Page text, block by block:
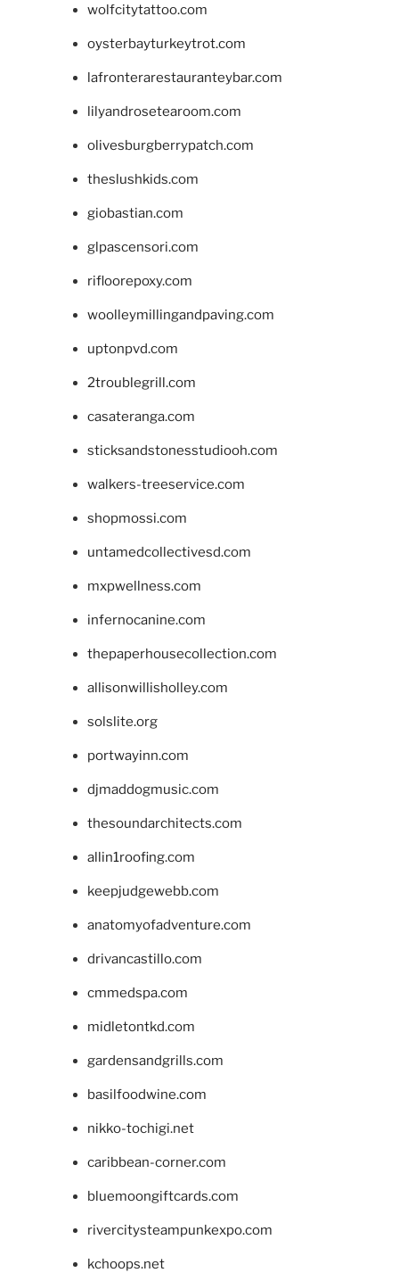
wolfcitytattoo.com
oysterbayturkeytrot.com
lafronterarestauranteybar.com
lilyandrosetearoom.com
olivesburgberrypatch.com
theslushkids.com
giobastian.com
glpascensori.com
rifloorepoxy.com
woolleymillingandpaving.com
uptonpvd.com
2troublegrill.com
casateranga.com
sticksandstonesstudiooh.com
walkers-treeservice.com
shopmossi.com
untamedcollectivesd.com
mxpwellness.com
infernocanine.com
thepaperhousecollection.com
allisonwillisholley.com
solslite.org
portwayinn.com
djmaddogmusic.com
thesoundarchitects.com
allin1roofing.com
keepjudgewebb.com
anatomyofadventure.com
drivancastillo.com
cmmedspa.com
midletontkd.com
gardensandgrills.com
basilfoodwine.com
nikko-tochigi.net
caribbean-corner.com
bluemoongiftcards.com
rivercitysteampunkexpo.com
kchoops.net